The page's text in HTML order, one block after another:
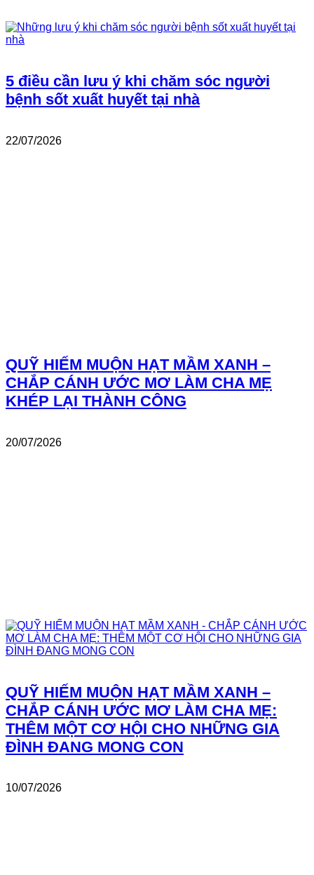
5 điều cần lưu ý khi chăm sóc người
bệnh sốt xuất huyết tại nhà
22/07/2026
QUỸ HIẾM MUỘN HẠT MẦM XANH –
CHẮP CÁNH ƯỚC MƠ LÀM CHA MẸ
KHÉP LẠI THÀNH CÔNG
20/07/2026
QUỸ HIẾM MUỘN HẠT MẦM XANH –
CHẮP CÁNH ƯỚC MƠ LÀM CHA MẸ:
THÊM MỘT CƠ HỘI CHO NHỮNG GIA
ĐÌNH ĐANG MONG CON
10/07/2026